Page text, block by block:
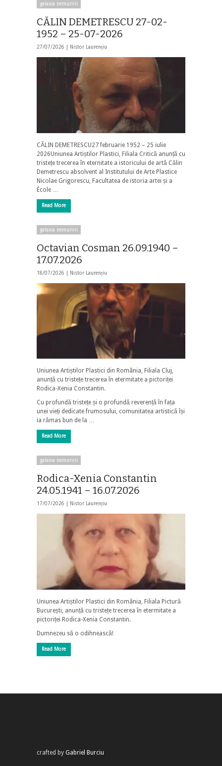
galaxia nemuririi
CĂLIN DEMETRESCU 27-02-
1952 – 25-07-2026
27/07/2026 | Nistor Laurențiu
CĂLIN DEMETRESCU27 februarie 1952 – 25 iulie
2026Uniunea Artiștilor Plastici, Filiala Critică anunță cu
tristețe trecerea în eternitate a istoricului de artă Călin
Demetrescu absolvent al Institutului de Arte Plastice
Nicolae Grigorescu, Facultatea de istoria artei și a
École …
Read More
galaxia nemuririi
Octavian Cosman 26.09.1940 –
17.07.2026
18/07/2026 | Nistor Laurențiu
Uniunea Artiștilor Plastici din România, Filiala Cluj,
anunță cu tristețe trecerea în etermitate a pictoriței
Rodica-Xenia Constantin.
Cu profundă tristețe și o profundă reverență în fața
unei vieți dedicate frumosului, comunitatea artistică își
ia rămas bun de la …
Read More
galaxia nemuririi
Rodica-Xenia Constantin
24.05.1941 – 16.07.2026
17/07/2026 | Nistor Laurențiu
Uniunea Artiștilor Plastici din România, Filiala Pictură
București, anunță cu tristețe trecerea în etermitate a
pictoriței Rodica-Xenia Constantin.
Dumnezeu să o odihnească!
Read More
crafted by Gabriel Burciu